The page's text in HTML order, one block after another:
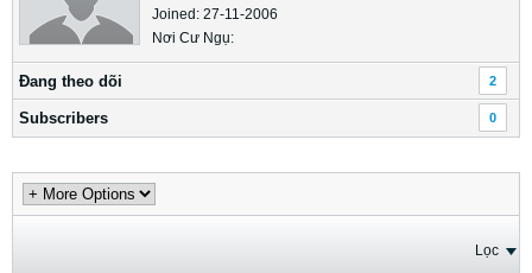
Joined: 27-11-2006
Nơi Cư Ngụ:
Ðang theo dõi 2
Subscribers 0
Lọc